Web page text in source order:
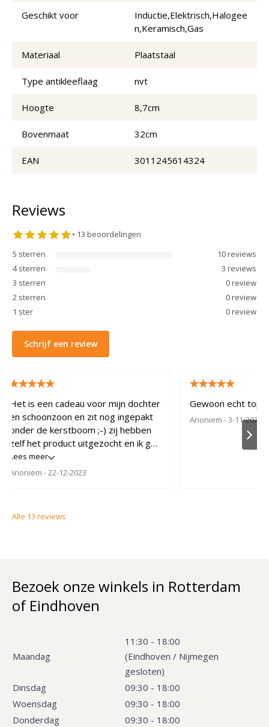
Geschikt voor
Inductie,Elektrisch,Halogee
n,Keramisch,Gas
Materiaal Plaatstaal
Type antikleeflaag nvt
Hoogte 8,7cm
Bovenmaat 32cm
EAN 3011245614324
Reviews
• 13 beoordelingen
5 sterren 10reviews
4 sterren 3 reviews
3 sterren 0review
2 sterren 0review
1 ster 0review
Schrijf een review
Het is een cadeau voor mijn dochter
en schoonzoon en zit nog ingepakt
onder de kerstboom ;-) zij hebben
zelf het product uitgezocht en ik ga
er dus vanuit dat het zeer goed
gaat bevallen.
Lees meer
Anoniem - 22-12-2023
Gewoon echt top
Anoniem- 3-11-2022
Alle 13 reviews
Bezoek onze winkels in Rotterdam
of Eindhoven
Maandag
11:30 - 18:00
(Eindhoven / Nijmegen
gesloten)
Dinsdag
09:30 - 18:00
Woensdag
09:30 - 18:00
Donderdag
09:30 - 18:00